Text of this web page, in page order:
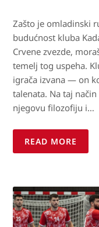
Zašto je omladinski
budućnost kluba
Crvene zvezde,
temelj tog uspeha.
igrača izvana — on
talenata. Na taj
njegovu filozofiju i…
READ MORE